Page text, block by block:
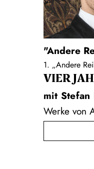
"Andere
1. „Andere
VIER
mit
Werke von